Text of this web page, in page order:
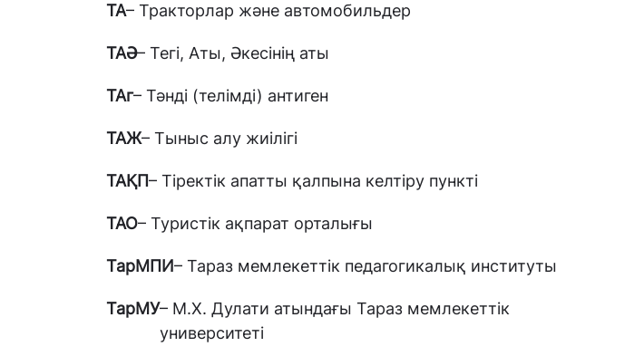
ТА– Тракторлар және автомобильдер
ТАӘ– Тегі, Аты, Әкесінің аты
ТАг– Тәнді (телімді) антиген
ТАЖ– Тыныс алу жиілігі
ТАҚП– Тіректік апатты қалпына келтіру пункті
ТАО– Туристік ақпарат орталығы
ТарМПИ– Тараз мемлекеттік педагогикалық институты
ТарМУ– М.Х. Дулати атындағы Тараз мемлекеттік
университеті